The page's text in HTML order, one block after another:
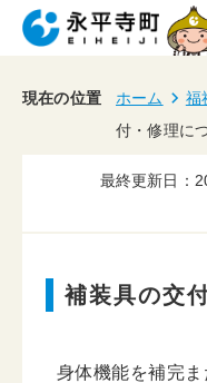
現在の位置 ホーム 福
付・修理に
最終更新日：
補装具の交
身体機能を補完